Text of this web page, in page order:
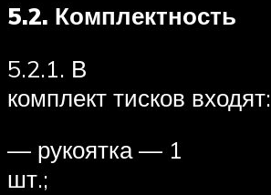
5.2. Комплектность
5.2.1. В
комплект тисков входят:
— рукоятка — 1
шт.;